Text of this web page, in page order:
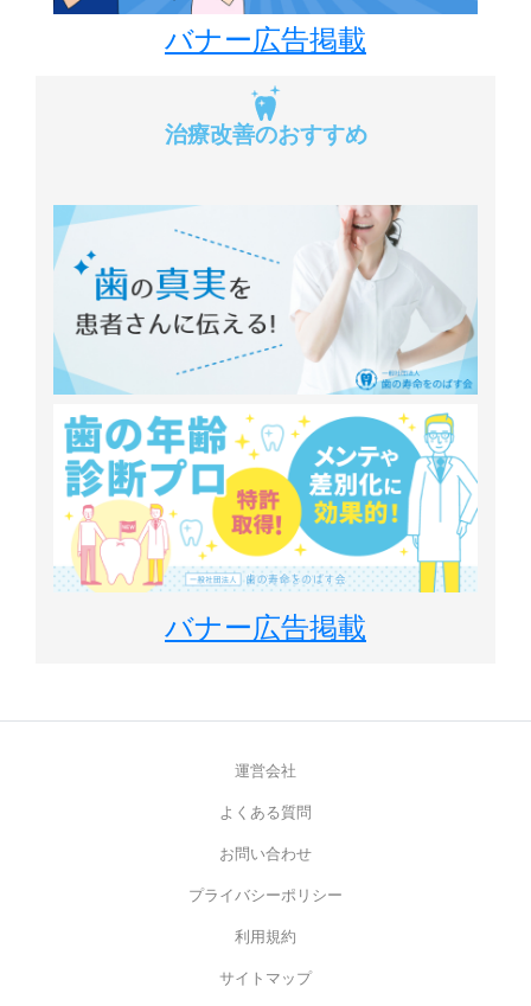
バナー広告掲載
治療改善のおすすめ
バナー広告掲載
運営会社
よくある質問
お問い合わせ
プライバシーポリシー
利用規約
サイトマップ